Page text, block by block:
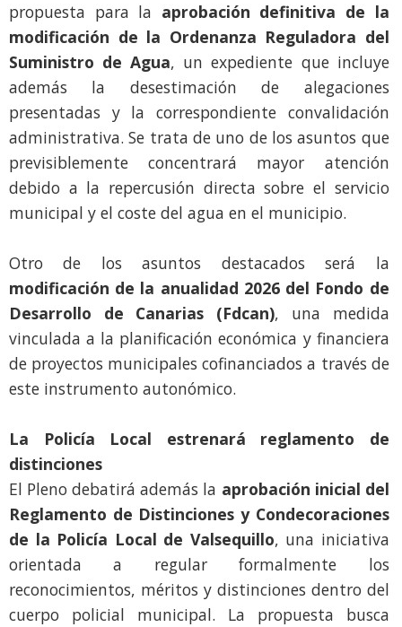
propuesta para la aprobación definitiva de la
modificación de la Ordenanza Reguladora del
Suministro de Agua, un expediente que incluye
además la desestimación de alegaciones
presentadas y la correspondiente convalidación
administrativa. Se trata de uno de los asuntos que
previsiblemente concentrará mayor atención
debido a la repercusión directa sobre el servicio
municipal y el coste del agua en el municipio.
Otro de los asuntos destacados será la
modificación de la anualidad 2026 del Fondo de
Desarrollo de Canarias (Fdcan), una medida
vinculada a la planificación económica y financiera
de proyectos municipales cofinanciados a través de
este instrumento autonómico.
La Policía Local estrenará reglamento de
distinciones
El Pleno debatirá además la aprobación inicial del
Reglamento de Distinciones y Condecoraciones
de la Policía Local de Valsequillo, una iniciativa
orientada a regular formalmente los
reconocimientos, méritos y distinciones dentro del
cuerpo policial municipal. La propuesta busca